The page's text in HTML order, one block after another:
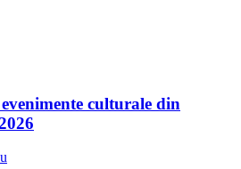
culturale din